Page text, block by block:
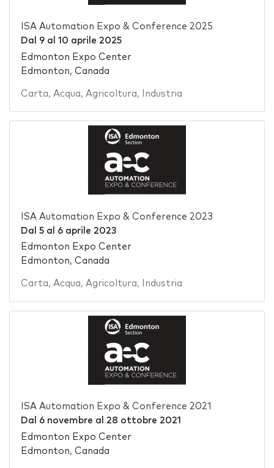
ISA Automation Expo & Conference 2025
Dal 9al 10 aprile 2025
Edmonton Expo Center
Edmonton, Canada
Carta, Acqua, Agricoltura, Industria
ISA Automation Expo & Conference 2023
Dal 5al 6 aprile 2023
Edmonton Expo Center
Edmonton, Canada
Carta, Acqua, Agricoltura, Industria
ISA Automation Expo & Conference 2021
Dal 6 novembre al 28 ottobre 2021
Edmonton Expo Center
Edmonton, Canada